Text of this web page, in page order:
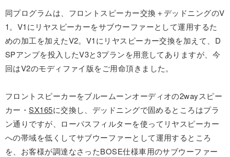
同プログラムは、フロントスピーカー交換＋デッドニングのV
1。V1にリヤスピーカーをサブウーファーとして運用するた
めの加工を加えたV2。V1にリヤスピーカー交換を加えて、D
SPアンプを投入したV3と3プランを用意してありますが、今
回はV2のモディファイ版をご用命頂きました。
フロントスピーカーをブルームーンオーディオの2wayスピー
カー・SX165に交換し、デッドニングで固めるところはプラ
ン通りですが、ローパスフィルターを使ってリヤスピーカー
への帯域を低くしてサブウーファーとして運用するところ
を、お客様が調達なさったBOSE仕様車用のサブウーファー